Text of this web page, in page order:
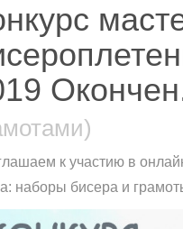
к участию в
наборы бисера и